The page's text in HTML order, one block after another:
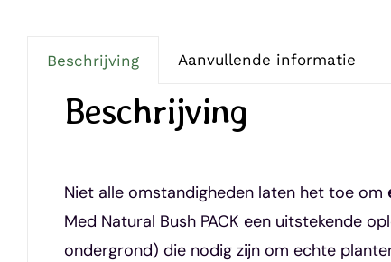
Beschrijving Aanvullende informatie
Beschrijving
Niet alle omstandigheden laten het toe om
Med Natural Bush PACK een uitstekende
ondergrond) die nodig zijn om echte